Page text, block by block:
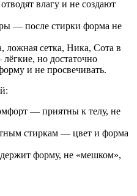
влагу и не создают
— после стирки форма не
ложная сетка, Ника, Сота в
но достаточно
и не просвечивать.
— приятны к телу, не
стиркам — цвет и форма
форму, не «мешком»,